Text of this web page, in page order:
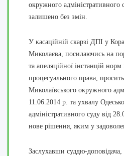
окружного адміністративного
залишено без змін.
У касаційній скарзі ДПІ у
Миколаєва, посилаючись на
та апеляційної інстанцій норм
процесуального права,
Миколаївського окружного
11.06.2014 р. та ухвалу
адміністративного суду від
нове рішення, яким у
Заслухавши суддю-